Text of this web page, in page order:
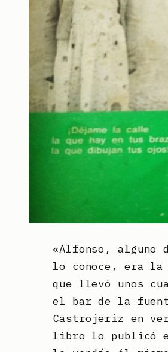
«Alfonso, alguno
lo conoce, era la
que llevó unos
el bar de la
Castrojeriz en
libro lo publicó